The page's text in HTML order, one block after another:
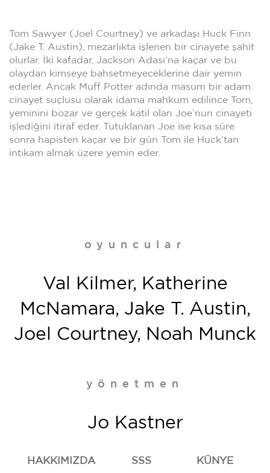
Tom Sawyer (Joel Courtney) ve arkadaşı Huck Finn
(Jake T. Austin), mezarlıkta işlenen bir cinayete şahit
olurlar. İki kafadar, Jackson Adası’na kaçar ve bu
olaydan kimseye bahsetmeyeceklerine dair yemin
ederler. Ancak Muff Potter adında masum bir adam
cinayet suçlusu olarak idama mahkum edilince Tom,
yeminini bozar ve gerçek katil olan Joe’nun cinayeti
işlediğini itiraf eder. Tutuklanan Joe ise kısa süre
sonra hapisten kaçar ve bir gün Tom ile Huck’tan
intikam almak üzere yemin eder.
oyuncular
Val Kilmer, Katherine
McNamara, Jake T. Austin,
Joel Courtney, Noah Munck
yönetmen
Jo Kastner
HAKKIMIZDA SSS KÜNYE